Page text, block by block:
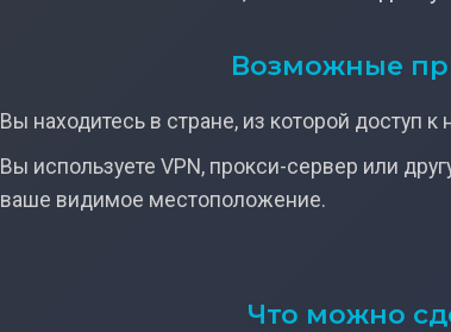
Возможные
Вы находитесь в стране, из которой доступ к
Вы используете VPN, прокси-сервер или
ваше видимое местоположение.
Что можно